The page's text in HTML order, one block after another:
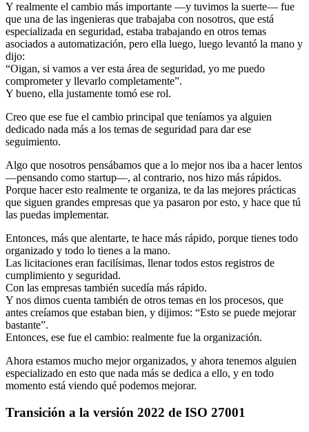
Y realmente el cambio más importante —y tuvimos la suerte— fue
que una de las ingenieras que trabajaba con nosotros, que está
especializada en seguridad, estaba trabajando en otros temas
asociados a automatización, pero ella luego, luego levantó la mano y
dijo:
“Oigan, si vamos a ver esta área de seguridad, yo me puedo
comprometer y llevarlo completamente”.
Y bueno, ella justamente tomó ese rol.
Creo que ese fue el cambio principal que teníamos ya alguien
dedicado nada más a los temas de seguridad para dar ese
seguimiento.
Algo que nosotros pensábamos que a lo mejor nos iba a hacer lentos
—pensando como startup—, al contrario, nos hizo más rápidos.
Porque hacer esto realmente te organiza, te da las mejores prácticas
que siguen grandes empresas que ya pasaron por esto, y hace que tú
las puedas implementar.
Entonces, más que alentarte, te hace más rápido, porque tienes todo
organizado y todo lo tienes a la mano.
Las licitaciones eran facilísimas, llenar todos estos registros de
cumplimiento y seguridad.
Con las empresas también sucedía más rápido.
Y nos dimos cuenta también de otros temas en los procesos, que
antes creíamos que estaban bien, y dijimos: “Esto se puede mejorar
bastante”.
Entonces, ese fue el cambio: realmente fue la organización.
Ahora estamos mucho mejor organizados, y ahora tenemos alguien
especializado en esto que nada más se dedica a ello, y en todo
momento está viendo qué podemos mejorar.
Transición a la versión 2022 de ISO 27001